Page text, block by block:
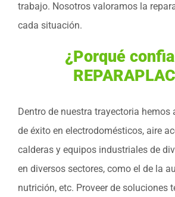
trabajo. Nosotros valoramos la
cada situación.
¿Porqué
Dentro de nuestra trayectoria hemos
de éxito en electrodomésticos, aire
calderas y equipos industriales de
en diversos sectores, como el de la
nutrición, etc. Proveer de soluciones